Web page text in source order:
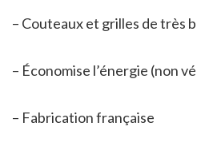
– Couteaux et grilles de très
– Économise l’énergie (non
– Fabrication française